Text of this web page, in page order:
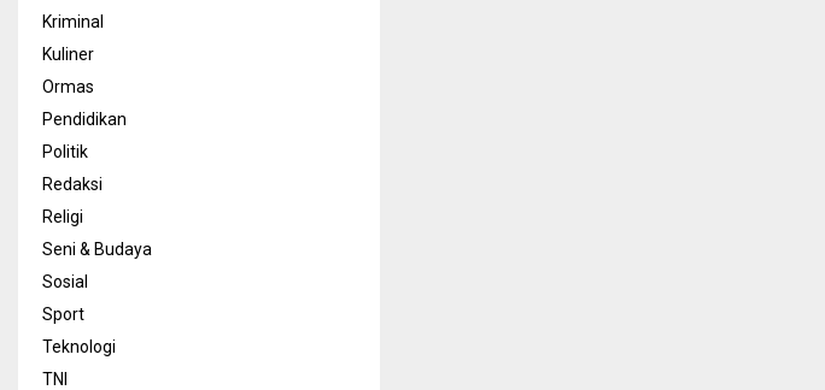
Kriminal
Kuliner
Ormas
Pendidikan
Politik
Redaksi
Religi
Seni & Budaya
Sosial
Sport
Teknologi
TNI